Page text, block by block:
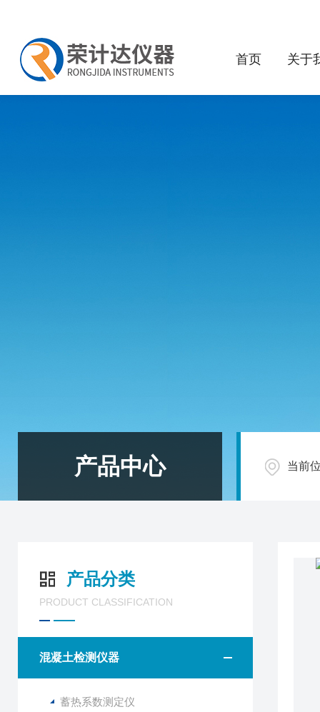
首页 关于
产品中心 当前
产品分类
PRODUCT CLASSIFICATION
混凝土检测仪器
蓄热系数测定仪